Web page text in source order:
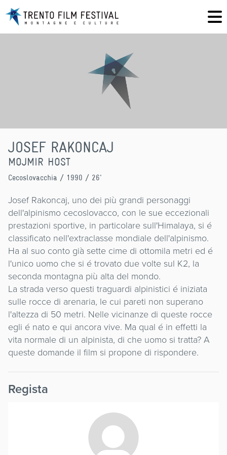
JOSEF RAKONCAJ
MOJMIR HOST
Cecoslovacchia / 1990 / 26'
Josef Rakoncaj, uno dei più grandi personaggi
dell'alpinismo cecoslovacco, con le sue eccezionali
prestazioni sportive, in particolare sull'Himalaya, si é
classificato nell'extraclasse mondiale dell'alpinismo.
Ha al suo conto già sette cime di ottomila metri ed é
l'unico uomo che si é trovato due volte sul K2, la
seconda montagna più alta del mondo.
La strada verso questi traguardi alpinistici é iniziata
sulle rocce di arenaria, le cui pareti non superano
l'altezza di 50 metri. Nelle vicinanze di queste rocce
egli é nato e qui ancora vive. Ma qual é in effetti la
vita normale di un alpinista, di che uomo si tratta? A
queste domande il film si propone di rispondere.
Regista